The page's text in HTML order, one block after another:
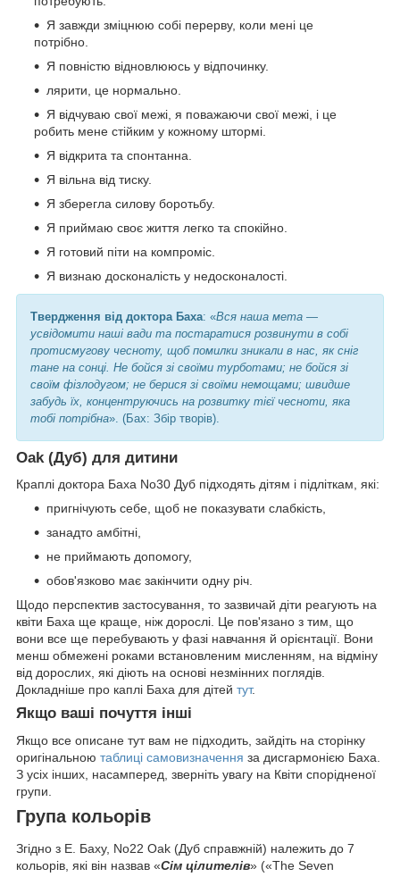
Я завжди зміцнюю собі перерву, коли мені це
потрібно.
Я повністю відновлююсь у відпочинку.
лярити, це нормально.
Я відчуваю свої межі, я поважаючи свої межі, і це
робить мене стійким у кожному штормі.
Я відкрита та спонтанна.
Я вільна від тиску.
Я зберегла силову боротьбу.
Я приймаю своє життя легко та спокійно.
Я готовий піти на компроміс.
Я визнаю досконалість у недосконалості.
Твердження від доктора Баха: «Вся наша мета —
усвідомити наші вади та постаратися розвинути в собі
протисмугову чесноту, щоб помилки зникали в нас, як сніг
тане на сонці. Не бойся зі своїми турботами; не бойся зі
своїм фізлодугом; не берися зі своїми немощами; швидше
забудь їх, концентруючись на розвитку тієї чесноти, яка
тобі потрібна». (Бах: Збір творів).
Oak (Дуб) для дитини
Краплі доктора Баха No30 Дуб підходять дітям і підліткам, які:
пригнічують себе, щоб не показувати слабкість,
занадто амбітні,
не приймають допомогу,
обов'язково має закінчити одну річ.
Щодо перспектив застосування, то зазвичай діти реагують на
квіти Баха ще краще, ніж дорослі. Це пов'язано з тим, що
вони все ще перебувають у фазі навчання й орієнтації. Вони
менш обмежені роками встановленим мисленням, на відміну
від дорослих, які діють на основі незмінних поглядів.
Докладніше про каплі Баха для дітей тут.
Якщо ваші почуття інші
Якщо все описане тут вам не підходить, зайдіть на сторінку
оригінальною таблиці самовизначення за дисгармонією Баха.
З усіх інших, насамперед, зверніть увагу на Квіти спорідненої
групи.
Група кольорів
Згідно з Е. Баху, No22 Oak (Дуб справжній) належить до 7
кольорів, які він назвав «Сім цілителів» («The Seven